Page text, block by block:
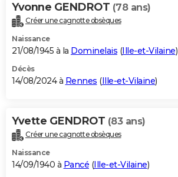
Yvonne GENDROT (78 ans)
Créer une cagnotte obsèques
Naissance
21/08/1945 à la Dominelais (Ille-et-Vilaine)
Décès
14/08/2024 à Rennes (Ille-et-Vilaine)
Yvette GENDROT (83 ans)
Créer une cagnotte obsèques
Naissance
14/09/1940 à Pancé (Ille-et-Vilaine)